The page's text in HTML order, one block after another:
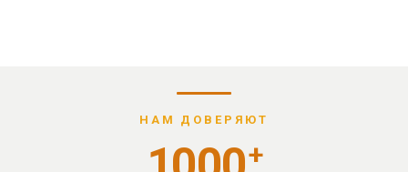
НАМ ДОВЕРЯЮТ
+